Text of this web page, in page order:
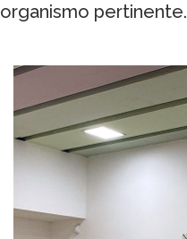
organismo pertinente.